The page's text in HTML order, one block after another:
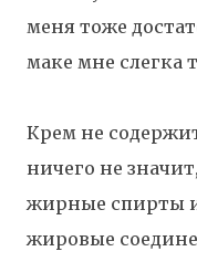
меня тоже
маке мне слегка
Крем не
ничего не
жирные спирты
жировые